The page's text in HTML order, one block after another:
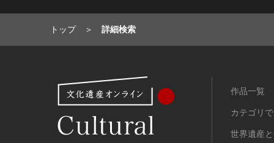
トップ 詳細検索
作品一覧
カテゴリ
世界遺産